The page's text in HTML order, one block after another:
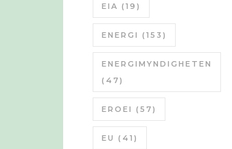
EIA (19)
ENERGI (153)
ENERGIMYNDIGHETEN
(47)
EROEI (57)
EU (41)